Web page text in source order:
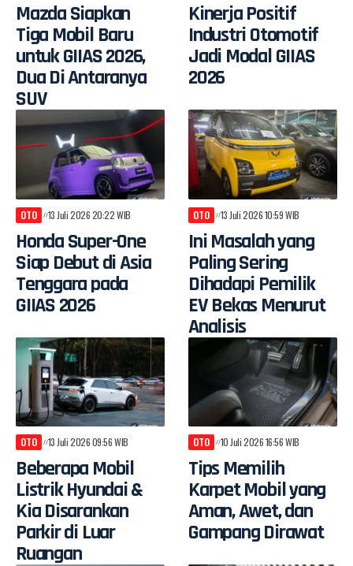
Mazda Siapkan
Tiga Mobil Baru
untuk GIIAS 2026,
Dua Di Antaranya
SUV
Kinerja Positif
Industri Otomotif
Jadi Modal GIIAS
2026
OTO 13 Juli 2026 20:22 WIB
Honda Super-One
Siap Debut di Asia
Tenggara pada
GIIAS 2026
OTO 13 Juli 2026 10:59 WIB
Ini Masalah yang
Paling Sering
Dihadapi Pemilik
EV Bekas Menurut
Analisis
OTO 13 Juli 2026 09:56 WIB
Beberapa Mobil
Listrik Hyundai &
Kia Disarankan
Parkir di Luar
Ruangan
OTO 10 Juli 2026 16:56 WIB
Tips Memilih
Karpet Mobil yang
Aman, Awet, dan
Gampang Dirawat